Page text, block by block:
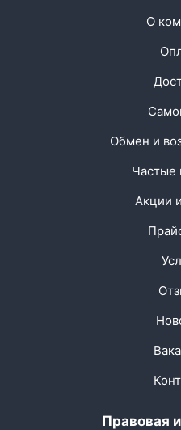
О
Обмен и
Частые
Акции
Правовая